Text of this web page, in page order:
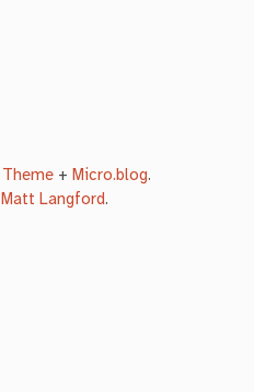
+ Micro.blog.
Matt Langford.